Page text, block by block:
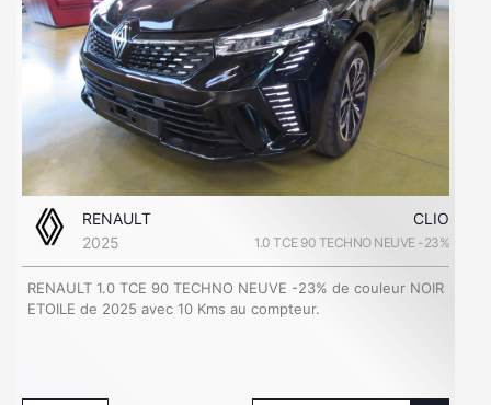
RENAULT
CLIO
2025
1.0 TCE 90 TECHNO NEUVE -23%
RENAULT 1.0 TCE 90 TECHNO NEUVE -23% de couleur NOIR
ETOILE de 2025 avec 10 Kms au compteur.